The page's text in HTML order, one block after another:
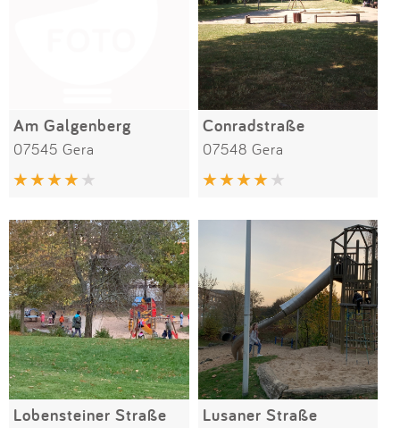
Am Galgenberg
07545 Gera
Conradstraße
07548 Gera
Lobensteiner Straße Lusaner Straße